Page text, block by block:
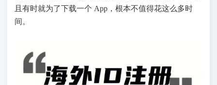
且有时就为了下载一个 App，根本不值得花这么多时
间。